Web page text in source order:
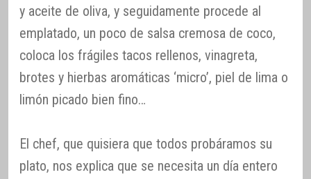
y aceite de oliva, y seguidamente procede al
emplatado, un poco de salsa cremosa de coco,
coloca los frágiles tacos rellenos, vinagreta,
brotes y hierbas aromáticas ‘micro’, piel de lima o
limón picado bien fino…
El chef, que quisiera que todos probáramos su
plato, nos explica que se necesita un día entero